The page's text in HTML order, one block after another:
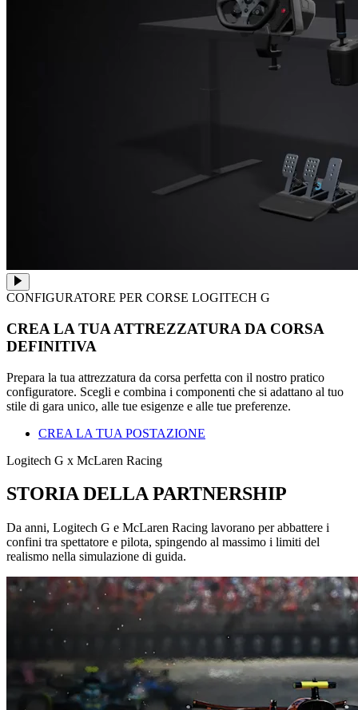
CONFIGURATORE PER CORSE LOGITECH G
CREA LA TUA ATTREZZATURA DA CORSA
DEFINITIVA
Prepara la tua attrezzatura da corsa perfetta con il nostro pratico
configuratore. Scegli e combina i componenti che si adattano al tuo
stile di gara unico, alle tue esigenze e alle tue preferenze.
CREA LA TUA POSTAZIONE
Logitech G x McLaren Racing
STORIA DELLA PARTNERSHIP
Da anni, Logitech G e McLaren Racing lavorano per abbattere i
confini tra spettatore e pilota, spingendo al massimo i limiti del
realismo nella simulazione di guida.